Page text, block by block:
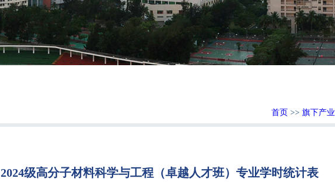
首页 >> 旗下产业
2024级高分子材料科学与工程（卓越人才班）专业学时统计表